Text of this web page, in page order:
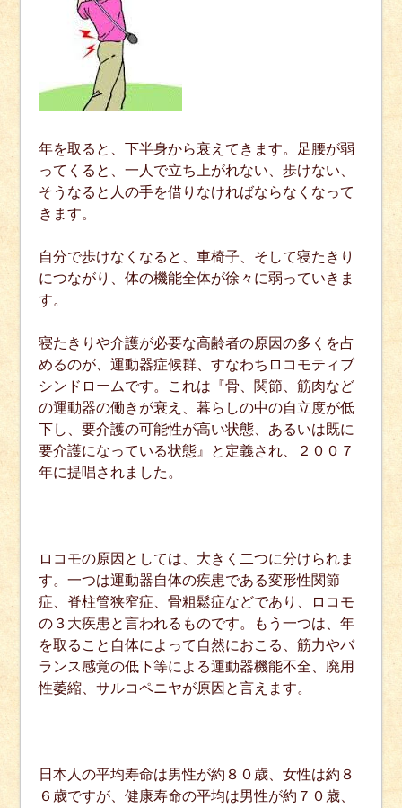
年を取ると、下半身から衰えてきます。足腰が弱
ってくると、一人で立ち上がれない、歩けない、
そうなると人の手を借りなければならなくなって
きます。
自分で歩けなくなると、車椅子、そして寝たきり
につながり、体の機能全体が徐々に弱っていきま
す。
寝たきりや介護が必要な高齢者の原因の多くを占
めるのが、運動器症候群、すなわちロコモティブ
シンドロームです。これは『骨、関節、筋肉など
の運動器の働きが衰え、暮らしの中の自立度が低
下し、要介護の可能性が高い状態、あるいは既に
要介護になっている状態』と定義され、２００７
年に提唱されました。
ロコモの原因としては、大きく二つに分けられま
す。一つは運動器自体の疾患である変形性関節
症、脊柱管狭窄症、骨粗鬆症などであり、ロコモ
の３大疾患と言われるものです。もう一つは、年
を取ること自体によって自然におこる、筋力やバ
ランス感覚の低下等による運動器機能不全、廃用
性萎縮、サルコペニヤが原因と言えます。
日本人の平均寿命は男性が約８０歳、女性は約８
６歳ですが、健康寿命の平均は男性が約７０歳、